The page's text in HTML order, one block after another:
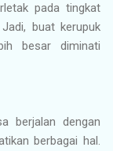
pada tingkat
buat kerupuk
besar diminati
berjalan dengan
berbagai hal.